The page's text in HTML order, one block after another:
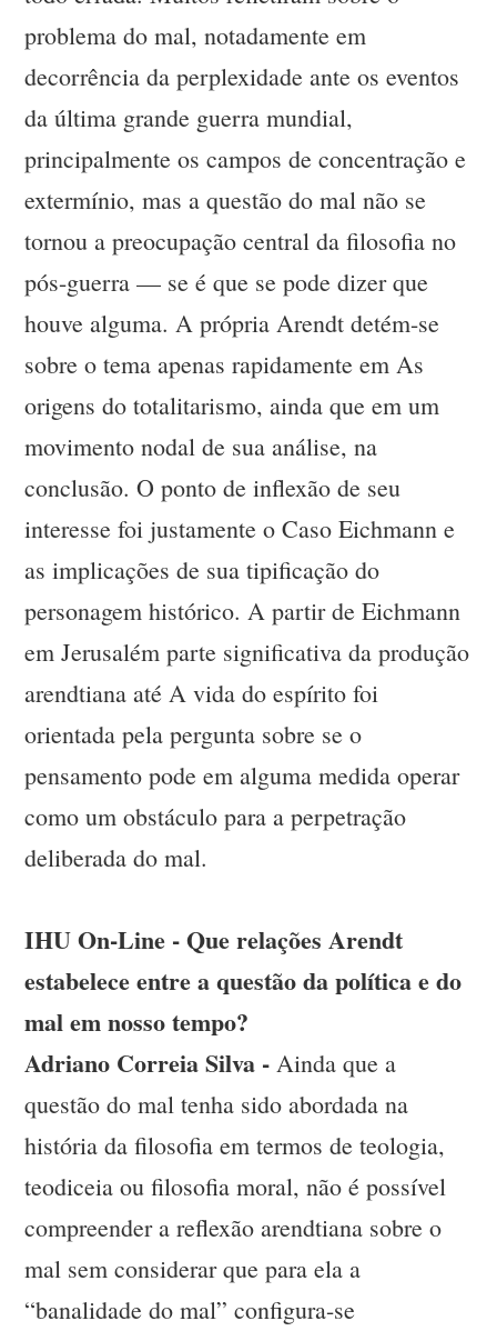
problema do mal, notadamente em
decorrência da perplexidade ante os eventos
da última grande guerra mundial,
principalmente os campos de concentração e
extermínio, mas a questão do mal não se
tornou a preocupação central da filosofia no
pós-guerra — se é que se pode dizer que
houve alguma. A própria Arendt detém-se
sobre o tema apenas rapidamente em As
origens do totalitarismo, ainda que em um
movimento nodal de sua análise, na
conclusão. O ponto de inflexão de seu
interesse foi justamente o Caso Eichmann e
as implicações de sua tipificação do
personagem histórico. A partir de Eichmann
em Jerusalém parte significativa da produção
arendtiana até A vida do espírito foi
orientada pela pergunta sobre se o
pensamento pode em alguma medida operar
como um obstáculo para a perpetração
deliberada do mal.
IHU On-Line - Que relações Arendt
estabelece entre a questão da política e do
mal em nosso tempo?
Adriano Correia Silva - Ainda que a
questão do mal tenha sido abordada na
história da filosofia em termos de teologia,
teodiceia ou filosofia moral, não é possível
compreender a reflexão arendtiana sobre o
mal sem considerar que para ela a
“banalidade do mal” configura-se